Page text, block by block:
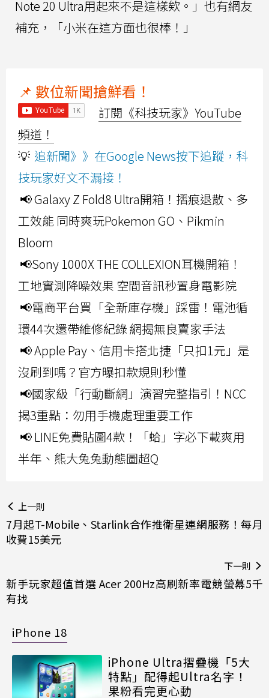
Note 20 Ultra用起來不是這樣欸。」也有網友
補充，「小米在這方面也很棒！」
📌 數位新聞搶鮮看！
訂閱《科技玩家》YouTube
頻道！
💡 追新聞》》在Google News按下追蹤，科
技玩家好文不漏接！
📢 Galaxy Z Fold8 Ultra開箱！摺痕退散、多
工效能 同時爽玩Pokemon GO、Pikmin
Bloom
📢Sony 1000X THE COLLEXION耳機開箱！
工地實測降噪效果 空間音訊秒置身電影院
📢電商平台買「全新庫存機」踩雷！電池循
環44次還帶維修紀錄 網揭無良賣家手法
📢 Apple Pay、信用卡搭北捷「只扣1元」是
沒刷到嗎？官方曝扣款規則秒懂
📢國家級「行動斷網」演習完整指引！NCC
揭3重點：勿用手機處理重要工作
📢 LINE免費貼圖4款！「蛤」字必下載爽用
半年、熊大兔兔動態圖超Q
上一則
7月起T-Mobile、Starlink合作推衛星連網服務！每月
收費15美元
下一則
新手玩家超值首選 Acer 200Hz高刷新率電競螢幕5千
有找
iPhone 18
iPhone Ultra摺疊機「5大
特點」配得起Ultra名字！
果粉看完更心動